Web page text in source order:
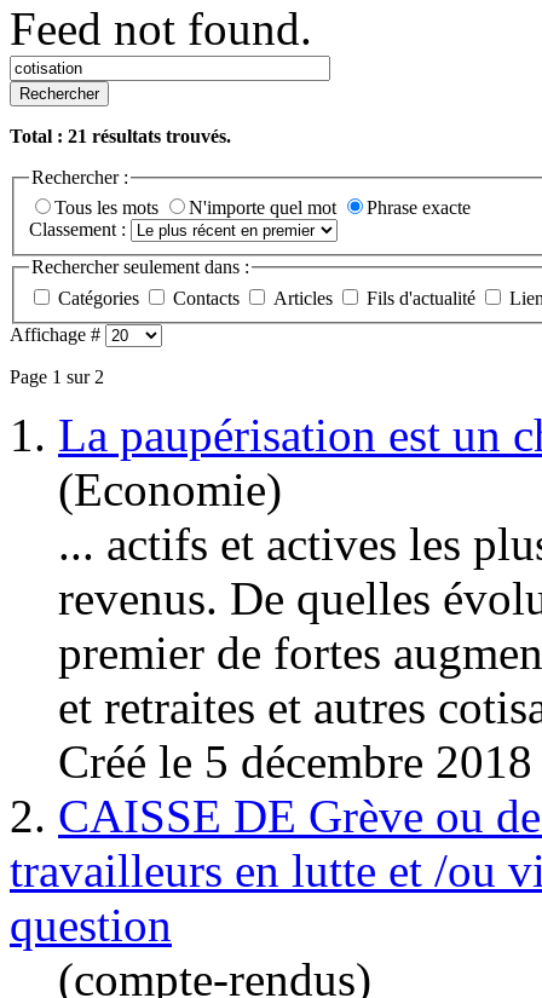
Feed not found.
Rechercher
Total : 21 résultats trouvés.
Rechercher :
Tous les mots
N'importe quel mot
Phrase exacte
Classement :
Rechercher seulement dans :
Catégories
Contacts Articles Fils d'actualité
Affichage #
Page 1 sur 2
1. La paupérisation est un
(Economie)
... actifs et actives les
revenus. De quelles
premier de fortes
et retraites et autres
Créé le 5 décembre 2018
2. CAISSE DE Grève ou
travailleurs en lutte et /ou
question
(compte-rendus)